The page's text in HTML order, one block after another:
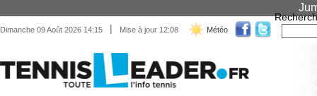
Dimanche 09 Août 2026 14:15 | Mise à jour 12:08 Météo